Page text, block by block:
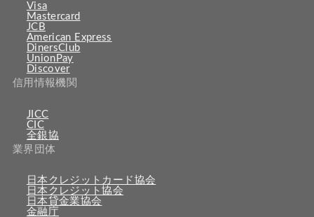
Visa
Mastercard
JCB
American Express
DinersClub
UnionPay
Discover
信用情報機関
JICC
CIC
全銀協
業界団体
日本クレジットカード協会
日本クレジット協会
日本貸金業協会
金融庁